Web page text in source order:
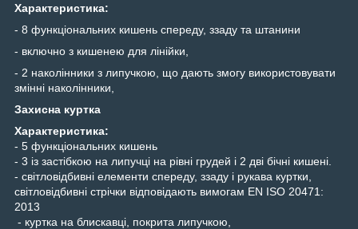
Характеристика:
- 8 функціональних кишень спереду, ззаду та штанини
- включно з кишенею для лінійки,
- 2 наколінники з липучкою, що дають змогу використовувати
змінні наколінники,
Захисна куртка
Характеристика:
- 5 функціональних кишень
- 3 із застібкою на липучці на рівні грудей і 2 дві бічні кишені.
- світловідбивні елементи спереду, ззаду і рукава куртки,
світловідбивні стрічки відповідають вимогам EN ISO 20471:
2013
- куртка на блискавці, покрита липучкою,